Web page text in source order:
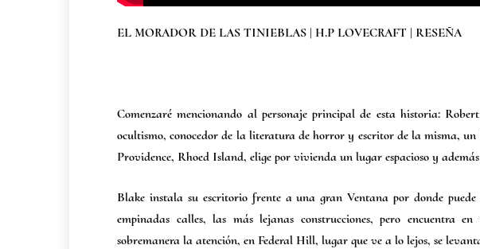
EL MORADOR DE LAS TINIEBLAS | H.P LOVECRAFT | RESEÑA
Comenzaré mencionando al personaje principal de esta historia:
ocultismo, conocedor de la literatura de horror y escritor de la misma,
Providence, Rhoed Island, elige por vivienda un lugar espacioso y
Blake instala su escritorio frente a una gran Ventana por donde
empinadas calles, las más lejanas construcciones, pero encuentra
sobremanera la atención, en Federal Hill, lugar que ve a lo lejos, se